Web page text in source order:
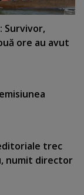
Survivor,
ore au avut
trec
numit director